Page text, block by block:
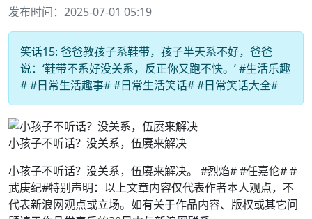
发布时间：2025-07-01 05:19
笑话15: 爸爸教孩子系鞋带，孩子半天系不好，爸爸
说：‘鞋带不系好没关系，反正你又跑不快。’ #生活乐趣
# #日常生活趣事# #日常生活笑话# #日常笑话大全#
小孩子不听话？没关系，伍赓来解决
小孩子不听话？没关系，伍赓来解决。 #烈焰# #任嘉伦# #
武庚纪#特别声明：以上文章内容仅代表作者本人观点，不
代表新浪网观点或立场。如有关于作品内容、版权或其它问